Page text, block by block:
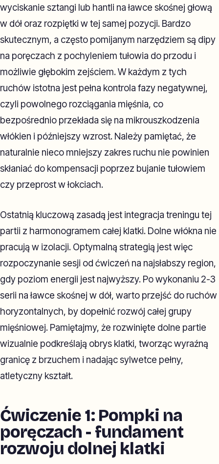
wyciskanie sztangi lub hantli na ławce skośnej głową
w dół oraz rozpiętki w tej samej pozycji. Bardzo
skutecznym, a często pomijanym narzędziem są dipy
na poręczach z pochyleniem tułowia do przodu i
możliwie głębokim zejściem. W każdym z tych
ruchów istotna jest pełna kontrola fazy negatywnej,
czyli powolnego rozciągania mięśnia, co
bezpośrednio przekłada się na mikrouszkodzenia
włókien i późniejszy wzrost. Należy pamiętać, że
naturalnie nieco mniejszy zakres ruchu nie powinien
skłaniać do kompensacji poprzez bujanie tułowiem
czy przeprost w łokciach.
Ostatnią kluczową zasadą jest integracja treningu tej
partii z harmonogramem całej klatki. Dolne włókna nie
pracują w izolacji. Optymalną strategią jest więc
rozpoczynanie sesji od ćwiczeń na najsłabszy region,
gdy poziom energii jest najwyższy. Po wykonaniu 2-3
serii na ławce skośnej w dół, warto przejść do ruchów
horyzontalnych, by dopełnić rozwój całej grupy
mięśniowej. Pamiętajmy, że rozwinięte dolne partie
wizualnie podkreślają obrys klatki, tworząc wyraźną
granicę z brzuchem i nadając sylwetce pełny,
atletyczny kształt.
Ćwiczenie 1: Pompki na
poręczach - fundament
rozwoju dolnej klatki